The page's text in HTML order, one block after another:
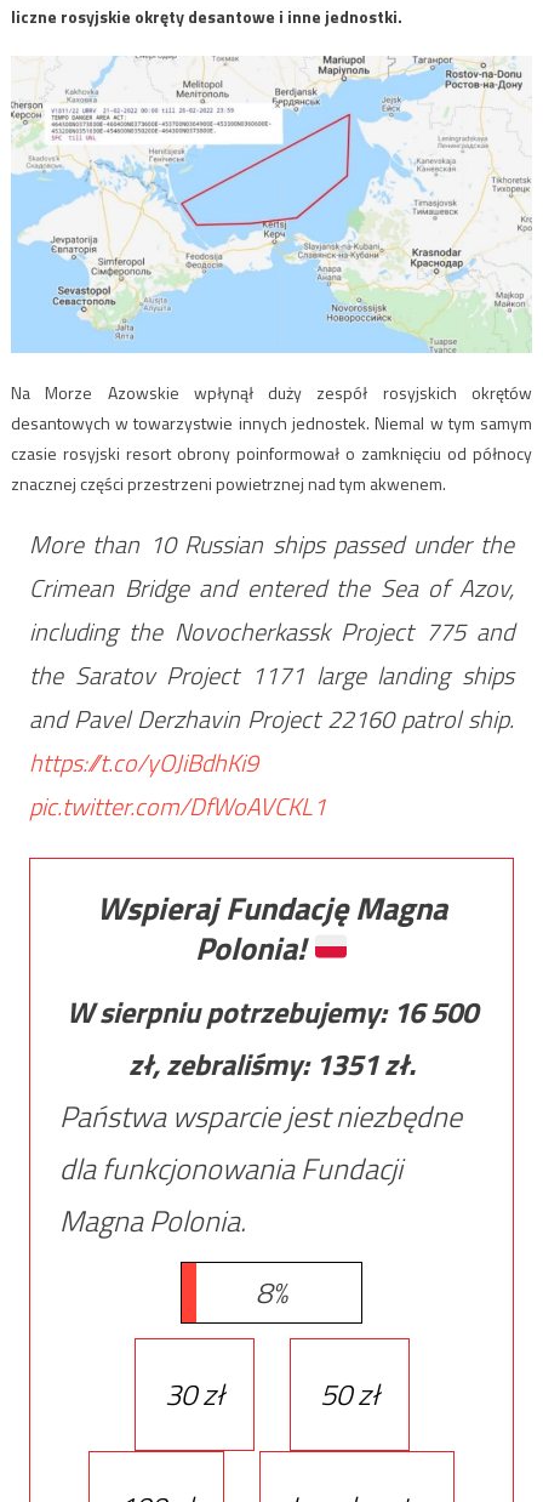
liczne rosyjskie okręty desantowe i inne jednostki.
Na Morze Azowskie wpłynął duży zespół rosyjskich okrętów
desantowych w towarzystwie innych jednostek. Niemal w tym samym
czasie rosyjski resort obrony poinformował o zamknięciu od północy
znacznej części przestrzeni powietrznej nad tym akwenem.
More than 10 Russian ships passed under the
Crimean Bridge and entered the Sea of Azov,
including the Novocherkassk Project 775 and
the Saratov Project 1171 large landing ships
and Pavel Derzhavin Project 22160 patrol ship.
https://t.co/yOJiBdhKi9
pic.twitter.com/DfWoAVCKL1
Wspieraj Fundację Magna
Polonia!
W sierpniu potrzebujemy: 16 500
zł, zebraliśmy: 1351zł.
Państwa wsparcie jest niezbędne
dla funkcjonowania Fundacji
Magna Polonia.
8%
30 zł 50 zł